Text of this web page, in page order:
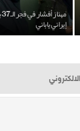
إيراني ياباني